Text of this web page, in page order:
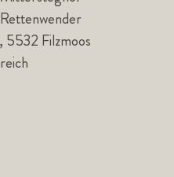
5532 Filzmoos